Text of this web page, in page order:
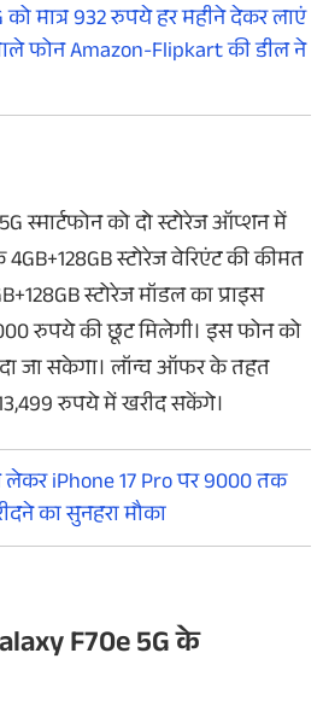
को मात्र 932 रुपये हर महीने देकर लाएं
फोन Amazon-Flipkart की डील ने
स्मार्टफोन को दो स्टोरेज ऑप्शन में
स्टोरेज वेरिएंट की कीमत
स्टोरेज मॉडल का प्राइस
रुपये की छूट मिलेगी। इस फोन को
जा सकेगा। लॉन्च ऑफर के तहत
रुपये में खरीद सकेंगे।
लेकर iPhone 17 Pro पर 9000 तक
का सुनहरा मौका
F70e 5G के